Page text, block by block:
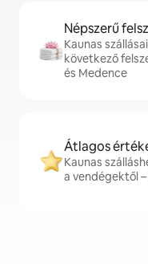
Népszerű
Kaunas
következő
és Medence
Átlagos
Kaunas
a vendégektől